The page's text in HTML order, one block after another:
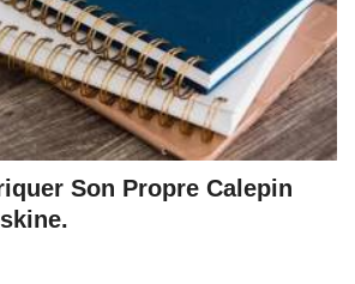
Son Propre Calepin